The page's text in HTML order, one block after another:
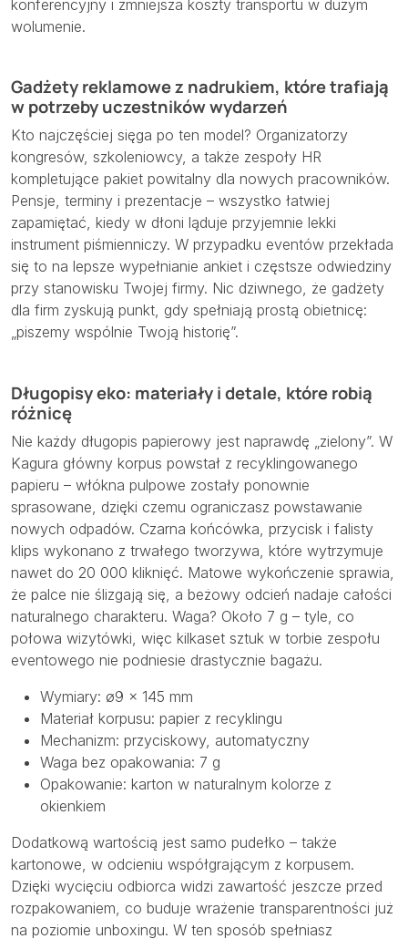
konferencyjny i zmniejsza koszty transportu w dużym
wolumenie.
Gadżety reklamowe z nadrukiem, które trafiają
w potrzeby uczestników wydarzeń
Kto najczęściej sięga po ten model? Organizatorzy
kongresów, szkoleniowcy, a także zespoły HR
kompletujące pakiet powitalny dla nowych pracowników.
Pensje, terminy i prezentacje – wszystko łatwiej
zapamiętać, kiedy w dłoni ląduje przyjemnie lekki
instrument piśmienniczy. W przypadku eventów przekłada
się to na lepsze wypełnianie ankiet i częstsze odwiedziny
przy stanowisku Twojej firmy. Nic dziwnego, że gadżety
dla firm zyskują punkt, gdy spełniają prostą obietnicę:
„piszemy wspólnie Twoją historię”.
Długopisy eko: materiały i detale, które robią
różnicę
Nie każdy długopis papierowy jest naprawdę „zielony”. W
Kagura główny korpus powstał z recyklingowanego
papieru – włókna pulpowe zostały ponownie
sprasowane, dzięki czemu ograniczasz powstawanie
nowych odpadów. Czarna końcówka, przycisk i falisty
klips wykonano z trwałego tworzywa, które wytrzymuje
nawet do 20 000 kliknięć. Matowe wykończenie sprawia,
że palce nie ślizgają się, a beżowy odcień nadaje całości
naturalnego charakteru. Waga? Około 7 g – tyle, co
połowa wizytówki, więc kilkaset sztuk w torbie zespołu
eventowego nie podniesie drastycznie bagażu.
Wymiary: ø9 × 145 mm
Materiał korpusu: papier z recyklingu
Mechanizm: przyciskowy, automatyczny
Waga bez opakowania: 7 g
Opakowanie: karton w naturalnym kolorze z
okienkiem
Dodatkową wartością jest samo pudełko – także
kartonowe, w odcieniu współgrającym z korpusem.
Dzięki wycięciu odbiorca widzi zawartość jeszcze przed
rozpakowaniem, co buduje wrażenie transparentności już
na poziomie unboxingu. W ten sposób spełniasz